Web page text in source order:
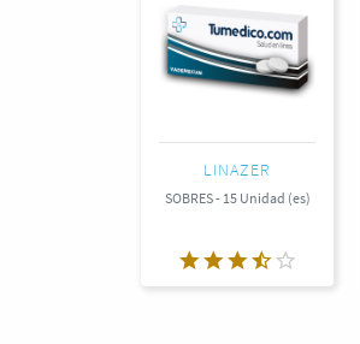
LINAZER
SOBRES - 15 Unidad (es)